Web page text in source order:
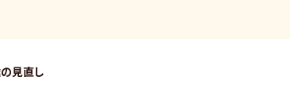
見直し